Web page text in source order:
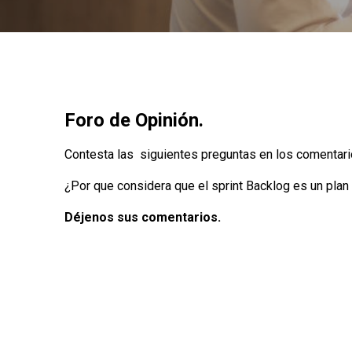
Foro de Opinión.
Contesta las siguientes preguntas en los
¿Por que considera que el sprint Backlog es un
Déjenos sus comentarios.